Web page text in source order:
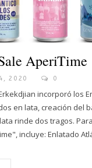
AperiTime
2020 0
incorporó los
en lata, creación del
rinde dos tragos.
incluye: Enlatado